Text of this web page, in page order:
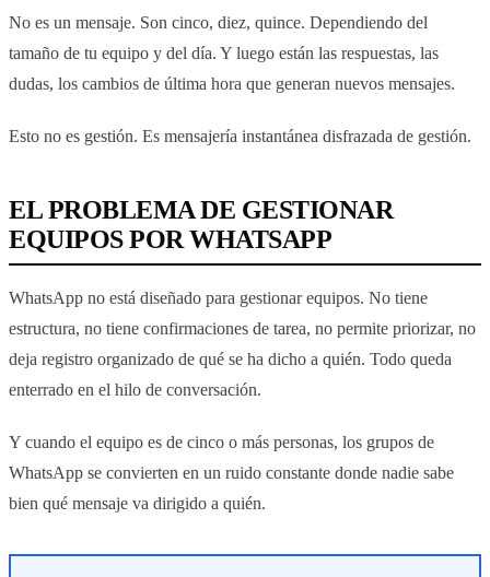
No es un mensaje. Son cinco, diez, quince. Dependiendo del
tamaño de tu equipo y del día. Y luego están las respuestas, las
dudas, los cambios de última hora que generan nuevos mensajes.
Esto no es gestión. Es mensajería instantánea disfrazada de gestión.
EL PROBLEMA DE GESTIONAR
EQUIPOS POR WHATSAPP
WhatsApp no está diseñado para gestionar equipos. No tiene
estructura, no tiene confirmaciones de tarea, no permite priorizar, no
deja registro organizado de qué se ha dicho a quién. Todo queda
enterrado en el hilo de conversación.
Y cuando el equipo es de cinco o más personas, los grupos de
WhatsApp se convierten en un ruido constante donde nadie sabe
bien qué mensaje va dirigido a quién.